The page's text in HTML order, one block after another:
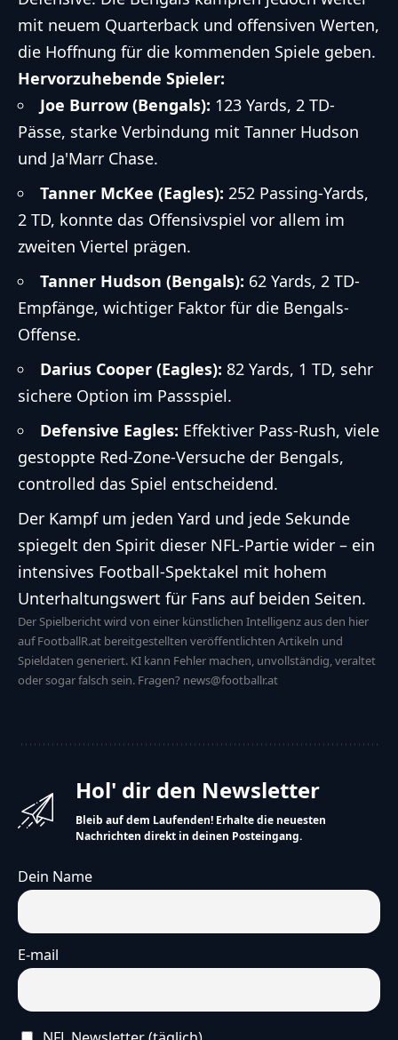
mit neuem Quarterback und offensiven Werten,
die Hoffnung für die kommenden Spiele geben.
Hervorzuhebende Spieler:
Joe Burrow (Bengals): 123 Yards, 2 TD-
Pässe, starke Verbindung mit Tanner Hudson
und Ja'Marr Chase.
Tanner McKee (Eagles): 252 Passing-Yards,
2 TD, konnte das Offensivspiel vor allem im
zweiten Viertel prägen.
Tanner Hudson (Bengals): 62 Yards, 2 TD-
Empfänge, wichtiger Faktor für die Bengals-
Offense.
Darius Cooper (Eagles): 82 Yards, 1 TD, sehr
sichere Option im Passspiel.
Defensive Eagles: Effektiver Pass-Rush, viele
gestoppte Red-Zone-Versuche der Bengals,
controlled das Spiel entscheidend.
Der Kampf um jeden Yard und jede Sekunde
spiegelt den Spirit dieser NFL-Partie wider – ein
intensives Football-Spektakel mit hohem
Unterhaltungswert für Fans auf beiden Seiten.
Der Spielbericht wird von einer künstlichen Intelligenz aus den hier
auf FootballR.at bereitgestellten veröffentlichten Artikeln und
Spieldaten generiert. KI kann Fehler machen, unvollständig, veraltet
oder sogar falsch sein. Fragen? news@footballr.at
Hol' dir den Newsletter
Bleib auf dem Laufenden! Erhalte die neuesten
Nachrichten direkt in deinen Posteingang.
Dein Name
E-mail